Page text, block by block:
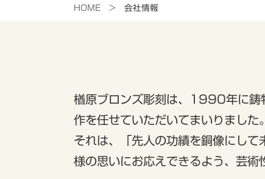
HOME >会社情報
楢原ブロンズ彫刻は、1990年に鋳
作を任せていただいてまいりました。
それは、「先人の功績を銅像にし
様の思いにお応えできるよう、芸術